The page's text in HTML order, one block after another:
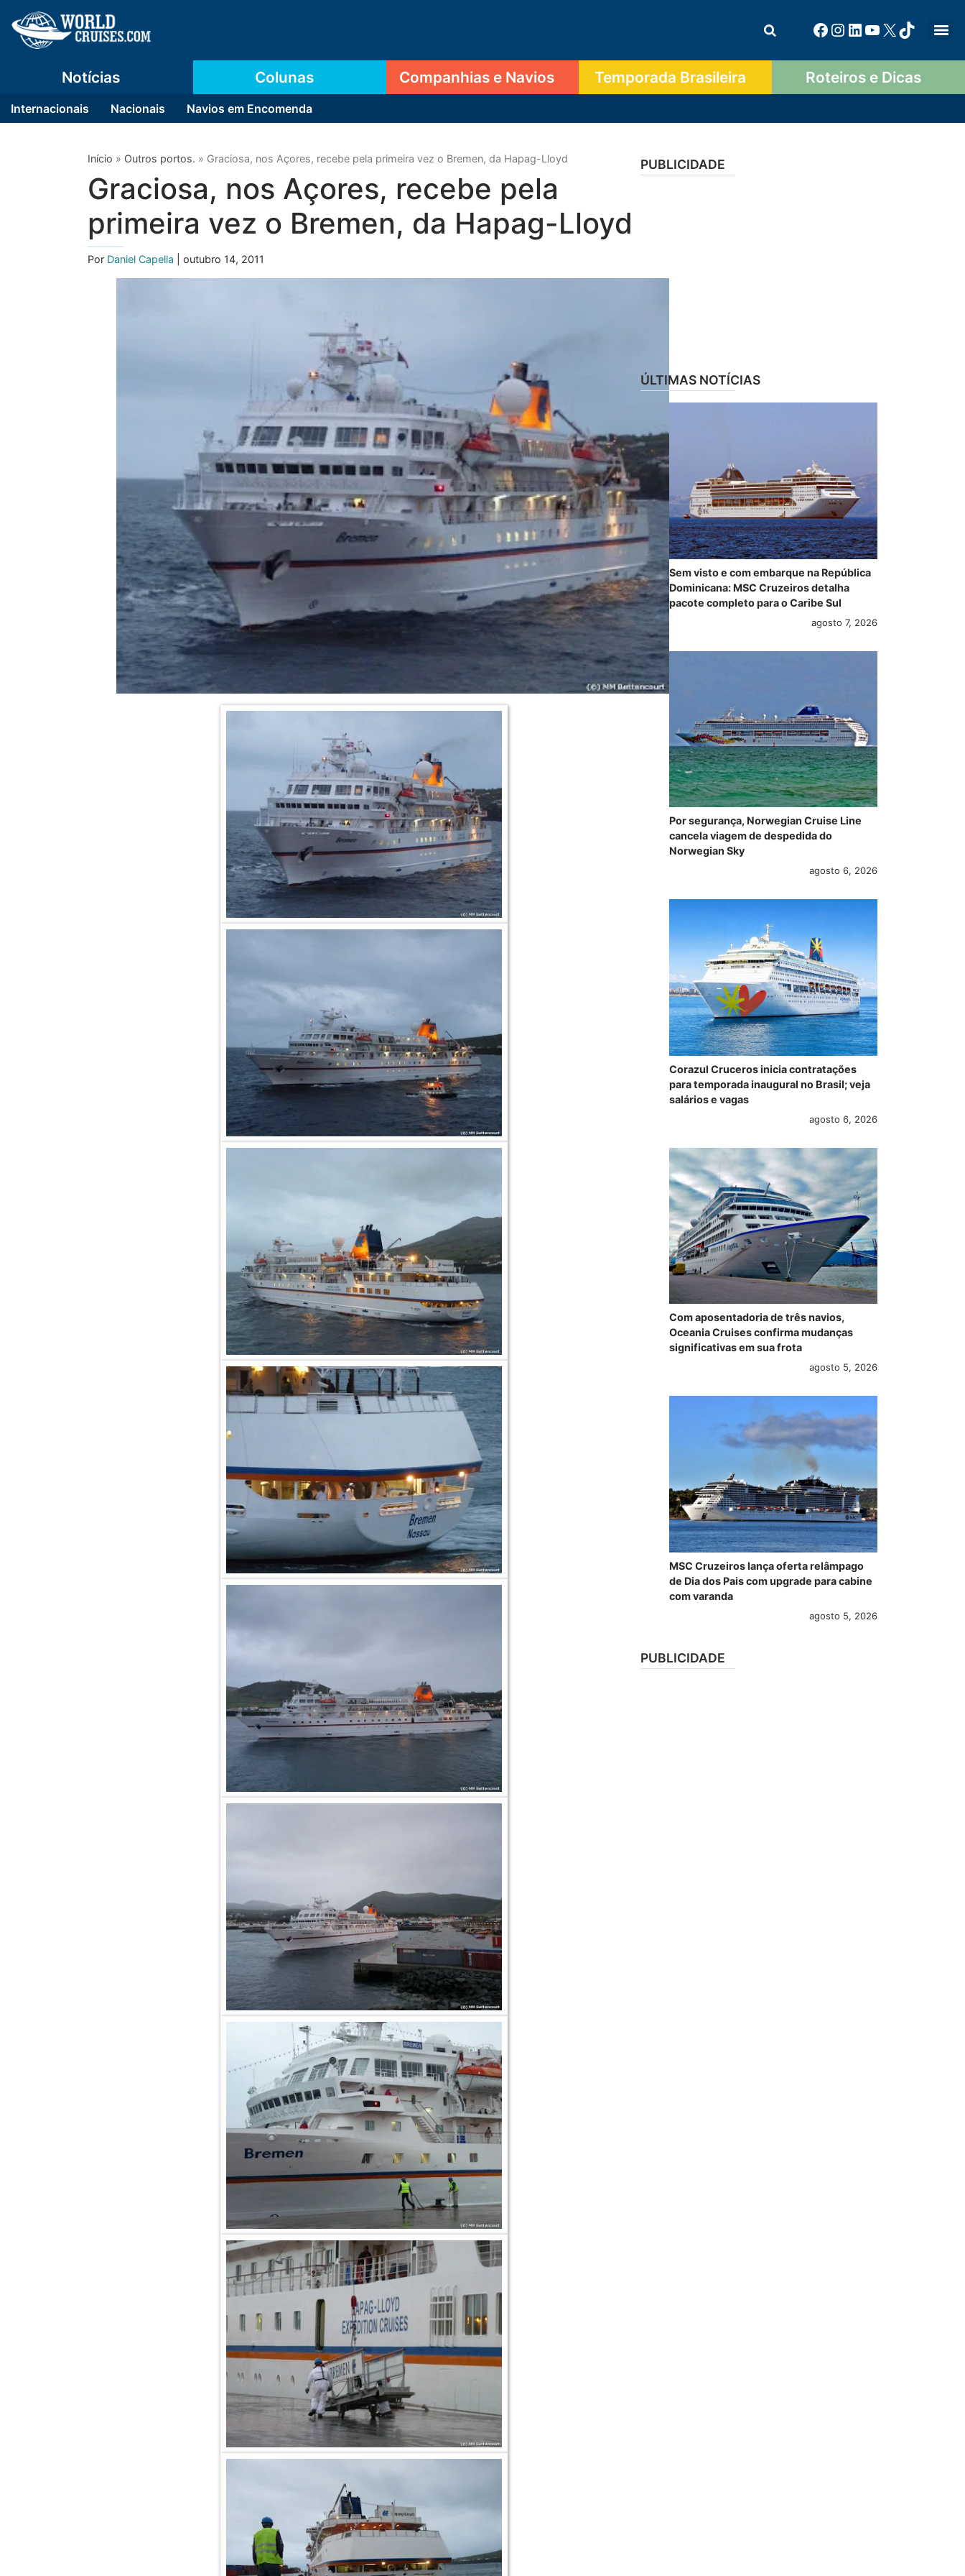
Notícias
Internacionais Nacionais Navios em Encomenda
Colunas Companhias e Navios Temporada Brasileira Roteiros e Dicas
Início » Outros portos. » Graciosa, nos Açores, recebe pela primeira vez o Bremen, da Hapag-Lloyd
Graciosa, nos Açores, recebe pela
primeira vez o Bremen, da Hapag-Lloyd
Por Daniel Capella | outubro 14, 2011
PUBLICIDADE
ÚLTIMAS NOTÍCIAS
Sem visto e com embarque na República
Dominicana: MSC Cruzeiros detalha
pacote completo para o Caribe Sul
agosto 7, 2026
Por segurança, Norwegian Cruise Line
cancela viagem de despedida do
Norwegian Sky
agosto 6, 2026
Corazul Cruceros inicia contratações
para temporada inaugural no Brasil; veja
salários e vagas
agosto 6, 2026
Com aposentadoria de três navios,
Oceania Cruises confirma mudanças
significativas em sua frota
agosto 5, 2026
MSC Cruzeiros lança oferta relâmpago
de Dia dos Pais com upgrade para cabine
com varanda
agosto 5, 2026
PUBLICIDADE